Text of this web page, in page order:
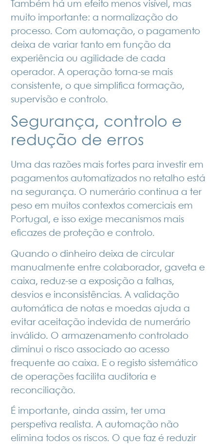
Também há um efeito menos visível, mas
muito importante: a normalização do
processo. Com automação, o pagamento
deixa de variar tanto em função da
experiência ou agilidade de cada
operador. A operação torna-se mais
consistente, o que simplifica formação,
supervisão e controlo.
Segurança, controlo e
redução de erros
Uma das razões mais fortes para investir em
pagamentos automatizados no retalho está
na segurança. O numerário continua a ter
peso em muitos contextos comerciais em
Portugal, e isso exige mecanismos mais
eficazes de proteção e controlo.
Quando o dinheiro deixa de circular
manualmente entre colaborador, gaveta e
caixa, reduz-se a exposição a falhas,
desvios e inconsistências. A validação
automática de notas e moedas ajuda a
evitar aceitação indevida de numerário
inválido. O armazenamento controlado
diminui o risco associado ao acesso
frequente ao caixa. E o registo sistemático
de operações facilita auditoria e
reconciliação.
É importante, ainda assim, ter uma
perspetiva realista. A automação não
elimina todos os riscos. O que faz é reduzir